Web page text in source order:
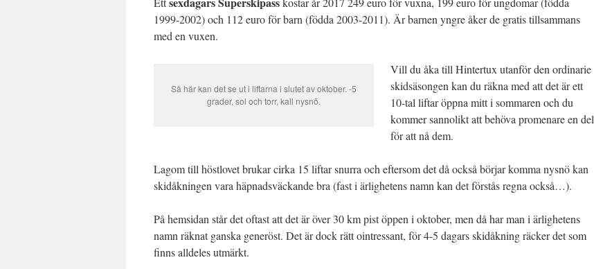
1999-2002) och 112 euro för barn (födda 2003-2011). Är barnen yngre åker de gratis tillsammans
med en vuxen.
Så här kan det se ut i liftarna i slutet av oktober. -5
grader, sol och torr, kall nysnö.
Vill du åka till Hintertux utanför den ordinarie
skidsäsongen kan du räkna med att det är ett
10-tal liftar öppna mitt i sommaren och du
kommer sannolikt att behöva promenare en del
för att nå dem.
Lagom till höstlovet brukar cirka 15 liftar snurra och eftersom det då också börjar komma nysnö kan
skidåkningen vara häpnadsväckande bra (fast i ärlighetens namn kan det förstås regna också…).
På hemsidan står det oftast att det är över 30 km pist öppen i oktober, men då har man i ärlighetens
namn räknat ganska generöst. Det är dock rätt ointressant, för 4-5 dagars skidåkning räcker det som
finns alldeles utmärkt.